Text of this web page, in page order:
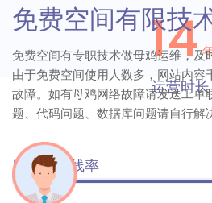
14
运营时长
免费空间有限技
免费空间有专职技术做母鸡运维，及
由于免费空间使用人数多，网站内容
故障。如有母鸡网络故障请发送工单
题、代码问题、数据库问题请自行解
服务器在线率